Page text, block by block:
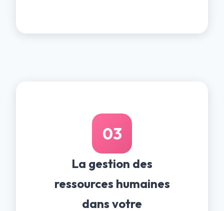
03
La gestion des
ressources humaines
dans votre